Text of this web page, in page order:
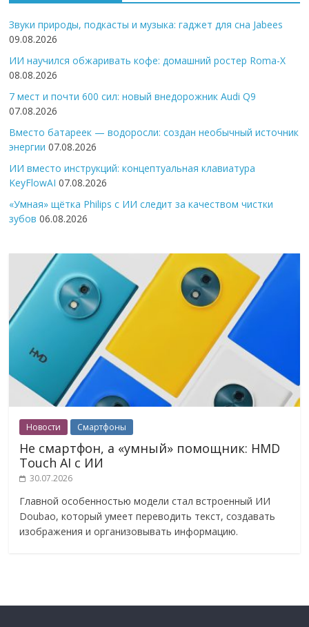
Звуки природы, подкасты и музыка: гаджет для сна Jabees
09.08.2026
ИИ научился обжаривать кофе: домашний ростер Roma-X
08.08.2026
7 мест и почти 600 сил: новый внедорожник Audi Q9
07.08.2026
Вместо батареек — водоросли: создан необычный источник
энергии 07.08.2026
ИИ вместо инструкций: концептуальная клавиатура
KeyFlowAI 07.08.2026
«Умная» щётка Philips с ИИ следит за качеством чистки
зубов 06.08.2026
Новости Смартфоны
Не смартфон, а «умный» помощник: HMD
Touch AI с ИИ
30.07.2026
Главной особенностью модели стал встроенный ИИ
Doubao, который умеет переводить текст, создавать
изображения и организовывать информацию.